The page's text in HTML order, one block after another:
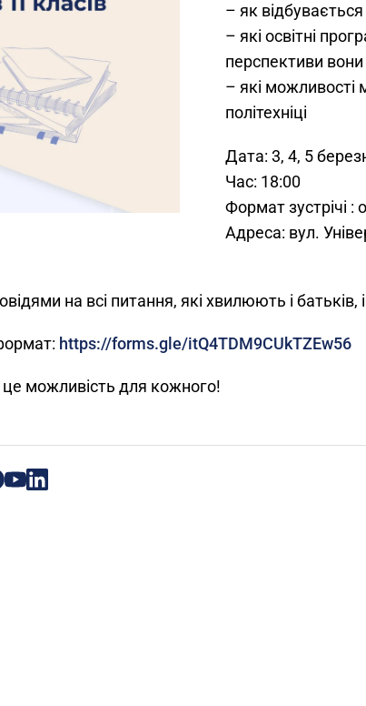
– як
– які освітні
перспективи
– які можливості
політехніці
Дата: 3, 4, 5
Час: 18:00
Формат зустрічі
Адреса: вул.
на всі питання, які хвилюють і батьків, і
https://forms.gle/itQ4TDM9CUkTZEw56
це можливість для кожного!